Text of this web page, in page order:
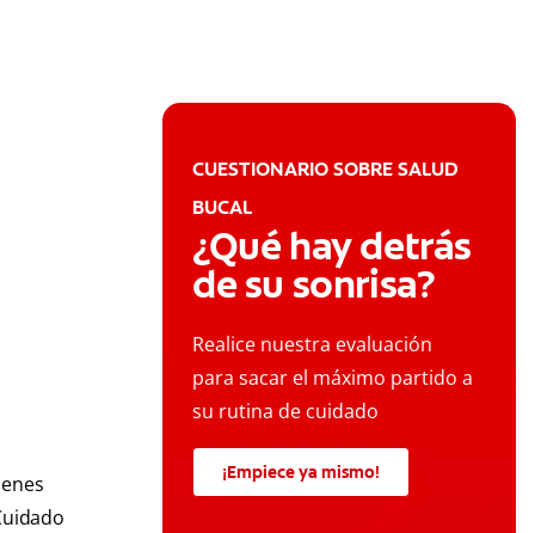
CUESTIONARIO SOBRE SALUD
BUCAL
¿Qué hay detrás
de su sonrisa?
Realice nuestra evaluación
para sacar el máximo partido a
su rutina de cuidado
¡Empiece ya mismo!